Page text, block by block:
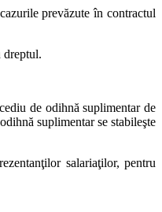
prevăzute în contractul
dreptul.
de odihnă suplimentar de
suplimentar se stabileşte
salariaţilor, pentru